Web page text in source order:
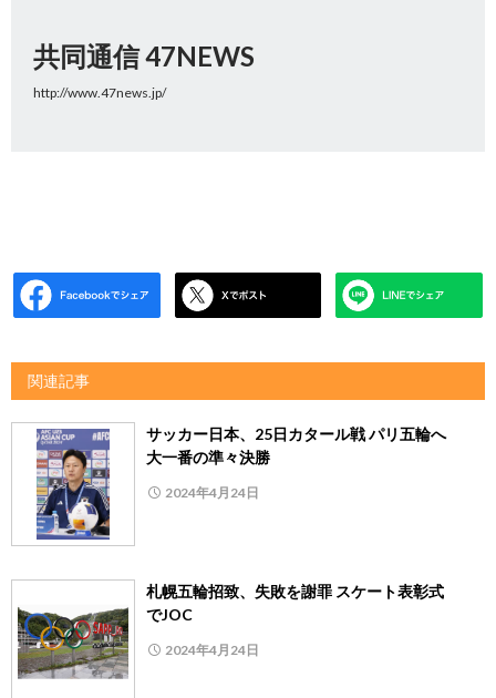
共同通信 47NEWS
http://www.47news.jp/
関連記事
サッカー日本、25日カタール戦 パリ五輪へ
大一番の準々決勝
2024年4月24日
札幌五輪招致、失敗を謝罪 スケート表彰式
でJOC
2024年4月24日